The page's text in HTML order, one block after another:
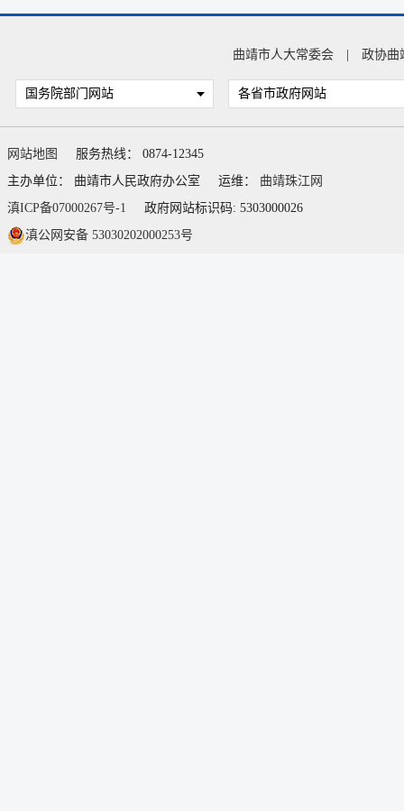
曲靖市人大常委会 政协曲
国务院部门网站 各省市政府网站
网站地图
服务热线： 0874-12345
主办单位： 曲靖市人民政府办公室
运维： 曲靖珠江网
滇ICP备07000267号-1
政府网站标识码: 5303000026
滇公网安备 53030202000253号